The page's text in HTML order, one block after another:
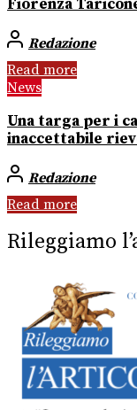
Fiorenza
Redazione
Read more
News
Una targa per i
inaccettabile
Redazione
Read more
Rileggiamo